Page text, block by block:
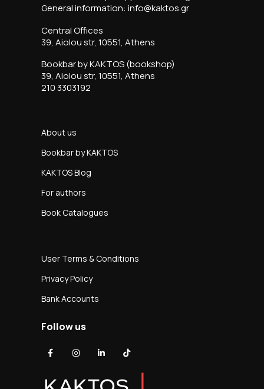
General information: info@kaktos.gr
Central Offices
39, Aiolou str, 10551, Athens
Bookbar by KAKTOS (bookshop)
39, Aiolou str, 10551, Athens
210 3303192
About us
Bookbar by KAKTOS
KAKTOS Blog
For authors
Book Catalogues
User Terms & Conditions
Privacy Policy
Bank Accounts
Follow us